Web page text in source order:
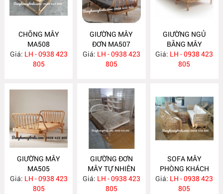
CHÕNG MÂY
MA508
Giá: LH - 0938 423
805
GIƯỜNG MÂY
ĐƠN MA507
Giá: LH - 0938 423
805
GIƯỜNG NGỦ
BẰNG MÂY
MA506
Giá: LH - 0938 423
805
GIƯỜNG MÂY
MA505
Giá: LH - 0938 423
805
GIƯỜNG ĐƠN
MÂY TỰ NHIÊN
MA504
Giá: LH - 0938 423
805
SOFA MÂY
PHÒNG KHÁCH
KIỂU HIỆN ĐẠI
MA502
Giá: LH - 0938 423
805